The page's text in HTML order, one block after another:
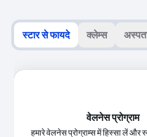
स्टार से फायदे क्लेम्स
वेलनेस प्रोग्राम
हमारे वेलनेस प्रोग्राम्स में हिस्सा लें और